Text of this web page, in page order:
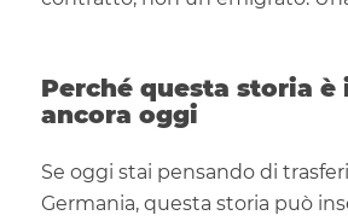
Perché questa storia
ancora oggi
Se oggi stai pensando di
Germania, questa storia può